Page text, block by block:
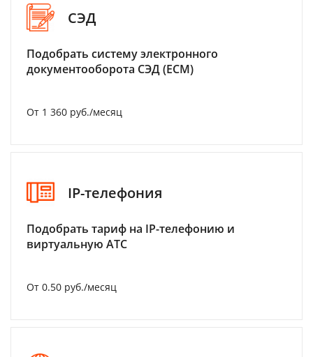
СЭД
Подобрать систему электронного
документооборота СЭД (ECM)
От 1 360 руб./месяц
IP-телефония
Подобрать тариф на IP-телефонию и
виртуальную АТС
От 0.50 руб./месяц